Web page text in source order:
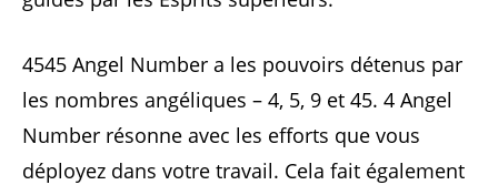
4545 Angel Number a les pouvoirs détenus par
les nombres angéliques – 4, 5, 9 et 45. 4 Angel
Number résonne avec les efforts que vous
déployez dans votre travail. Cela fait également